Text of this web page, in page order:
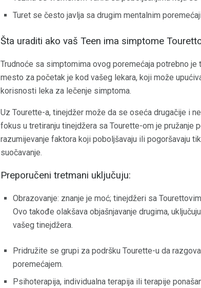
Turet se često javlja sa drugim mentalnim
Šta uraditi ako vaš Teen ima simptome
Trudnoće sa simptomima ovog poremećaja potrebno
mesto za početak je kod vašeg lekara, koji može
korisnosti leka za lečenje simptoma.
Uz Tourette-a, tinejdžer može da se oseća drugačije i
fokus u tretiranju tinejdžera sa Tourette-om je
razumijevanje faktora koji poboljšavaju ili pogoršavaju
suočavanje.
Preporučeni tretmani uključuju:
Obrazovanje: znanje je moć; tinejdžeri sa
Ovo takođe olakšava objašnjavanje drugima,
vašeg tinejdžera.
Pridružite se grupi za podršku Tourette-u da
poremećajem.
Psihoterapija, individualna terapija ili terapije